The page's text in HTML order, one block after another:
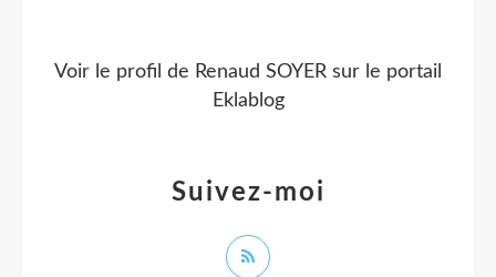
Suivez-moi
Voir le profil de Renaud SOYER sur le portail
Eklablog